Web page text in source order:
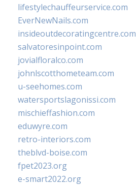
lifestylechauffeurservice.com
EverNewNails.com
insideoutdecoratingcentre.com
salvatoresinpoint.com
jovialfloralco.com
johnlscotthometeam.com
u-seehomes.com
watersportslagonissi.com
mischieffashion.com
eduwyre.com
retro-interiors.com
theblvd-boise.com
fpet2023.org
e-smart2022.org